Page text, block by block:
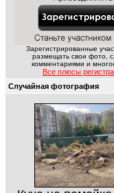
Зарегистрированные
размещать свои фото,
комментариями и
Все плюсы
Случайная фотография